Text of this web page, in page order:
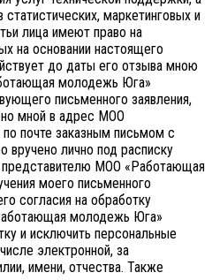
маркетинговых и
лица имеют право на
на основании настоящего
до даты его отзыва мною
молодежь Юга»
письменного заявления,
мной в адрес МОО
почте заказным письмом с
вручено лично под расписку
МОО «Работающая
моего письменного
согласия на обработку
молодежь Юга»
и исключить персональные
электронной, за
имени, отчества. Также